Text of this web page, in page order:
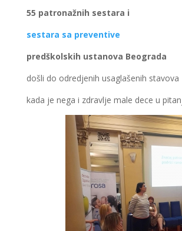
55 patronažnih sestara i
sestara sa preventive
predškolskih ustanova Beograda
došli do odredjenih usaglašenih stavova
kada je nega i zdravlje male dece u